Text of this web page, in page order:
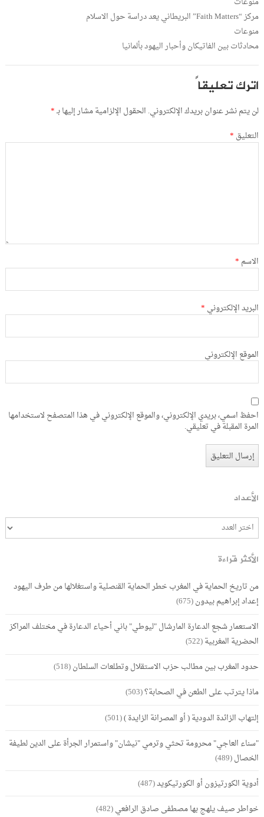
مركز “Faith Matters” البريطاني يعد دراسة حول الاسلام
منوعات
محادثات بين الفاتيكان وأحبار اليهود بألمانيا
اترك تعليقاً
لن يتم نشر عنوان بريدك الإلكتروني. الحقول الإلزامية مشار إليها بـ*
التعليق *
الاسم *
البريد الإلكتروني *
الموقع الإلكتروني
احفظ اسمي، بريدي الإلكتروني، والموقع الإلكتروني في هذا المتصفح لاستخدامها
المرة المقبلة في تعليقي.
الأعداد
الأكثر قراءة
من تاريخ الحماية في المغرب خطر الحماية القنصلية واستغلالها من طرف اليهود
إعداد إبراهيم بيدون(675)
الاستعمار شجع الدعارة المارشال "ليوطي" باني أحياء الدعارة في مختلف المراكز
الحضرية المغربية(522)
حدود المغرب بين مطالب حزب الاستقلال وتطلعات السلطان(518)
ماذا يترتب على الطعن في الصحابة؟(503)
إلتهاب الزائدة الدودية ( أو المصرانة الزايدة )(501)
"سناء العاجي" محرومة تحثي وترمي "نيشان" واستمرار الجرأة على الدين لطيفة
الخصال(489)
أدوية الكورتيزون أو الكورتيكويد(487)
خواطر صيف يلهج بها مصطفى صادق الرافعي(482)